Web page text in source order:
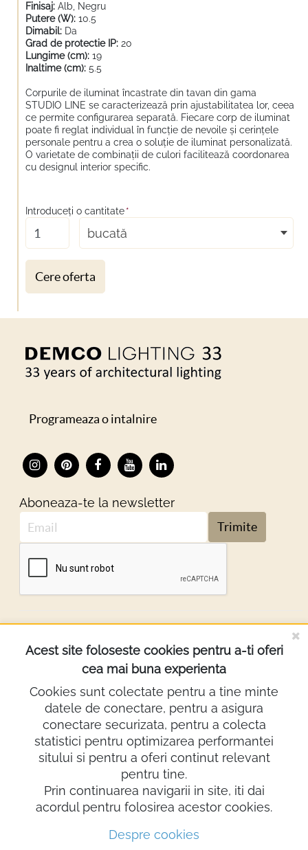
Finisaj: Alb, Negru
Putere (W): 10.5
Dimabil: Da
Grad de protectie IP: 20
Lungime (cm): 19
Inaltime (cm): 5.5
Corpurile de iluminat încastrate din tavan din gama
STUDIO LINE se caracterizează prin ajustabilitatea lor, ceea
ce permite configurarea separată. Fiecare corp de iluminat
poate fi reglat individual în funcție de nevoile și cerințele
personale pentru a crea o soluție de iluminat personalizată.
O varietate de combinații de culori facilitează coordonarea
cu designul interior specific.
Introduceţi o cantitate*
bucată
Cere oferta
Programeaza o intalnire
Aboneaza-te la newsletter
Trimite
DESPRE NOI
INFORMATII
Contact
0722.640.103
lighting@demco.ro
Showroom
Acest site foloseste cookies pentru a-ti oferi
cea mai buna experienta
Cookies sunt colectate pentru a tine minte
datele de conectare, pentru a asigura
conectare securizata, pentru a colecta
statistici pentru optimizarea performantei
sitului si pentru a oferi continut relevant
pentru tine.
Prin continuarea navigarii in site, iti dai
acordul pentru folosirea acestor cookies.
Despre cookies